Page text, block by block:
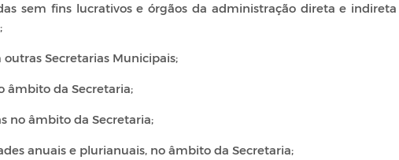
sem fins lucrativos e órgãos da administração direta e
Secretarias Municipais;
âmbito da Secretaria;
no âmbito da Secretaria;
anuais e plurianuais, no âmbito da Secretaria;